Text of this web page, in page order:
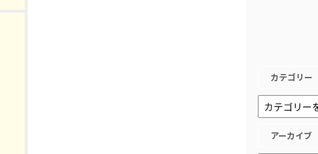
カテゴリー
アーカイブ